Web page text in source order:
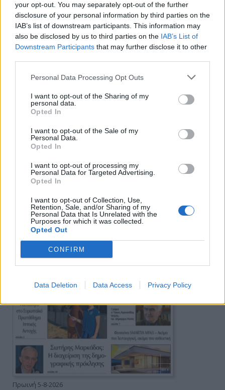
your opt-out. You may separately opt-out of the further
disclosure of your personal information by third parties on the
IAB’s list of downstream participants. This information may
also be disclosed by us to third parties on the IAB’s List of
Downstream Participants that may further disclose it to other
Personal Data Processing Opt Outs
I want to opt-out of the Sharing of my
personal data.
Opted In
I want to opt-out of the Sale of my
Personal Data.
Opted In
I want to opt-out of processing my
Personal Data for Targeted Advertising.
Opted In
I want to opt-out of Collection, Use,
Retention, Sale, and/or Sharing of my
Personal Data that Is Unrelated with the
Purposes for which it was collected.
Opted Out
CONFIRM
Data Deletion Data Access Privacy Policy
Πρωινή
Πρωινή 5-8-2026